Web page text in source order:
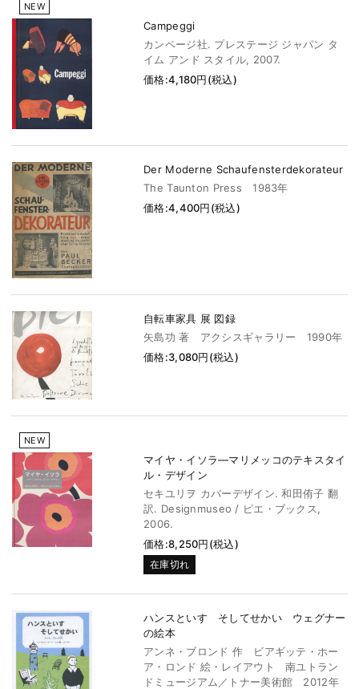
NEW
Campeggi
カンページ社. プレステージ ジャパン タ
イム アンド スタイル, 2007.
価格:4,180円(税込)
Der Moderne Schaufensterdekorateur
The Taunton Press 1983年
価格:4,400円(税込)
自転車家具 展 図録
矢島功 著 アクシスギャラリー 1990年
価格:3,080円(税込)
NEW
マイヤ・イソラ―マリメッコのテキスタイ
ル・デザイン
セキユリヲ カバーデザイン. 和田侑子 翻
訳. Designmuseo / ピエ・ブックス,
2006.
価格:8,250円(税込)
在庫切れ
ハンスといす そしてせかい ウェグナー
の絵本
アンネ・ブロンド 作 ビアギッテ・ホー
ア・ロンド 絵・レイアウト 南ユトラン
ドミュージアム／トナー美術館 2012年